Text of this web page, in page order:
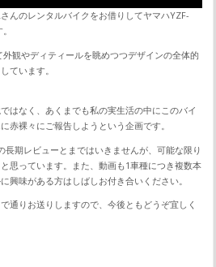
んのレンタルバイクをお借りしてヤマハYZF-
観やディティールを眺めつつデザインの全体的
ています。
はなく、あくまでも私の実生活の中にこのバイ
赤裸々にご報告しようという企画です。
長期レビューとまではいきませんが、可能な限り
思っています。また、動画も1車種につき複数本
興味がある方はしばしお付き合いください。
通りお送りしますので、今後ともどうぞ宜しく